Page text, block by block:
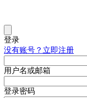
登录
没有账号？立即注册
用户名或邮箱
登录密码